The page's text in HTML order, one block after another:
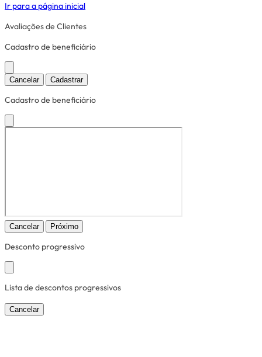
Ir para a página inicial
Avaliações de Clientes
Cadastro de beneficiário
Cancelar Cadastrar
Cadastro de beneficiário
Cancelar Próximo
Desconto progressivo
Lista de descontos progressivos
Cancelar